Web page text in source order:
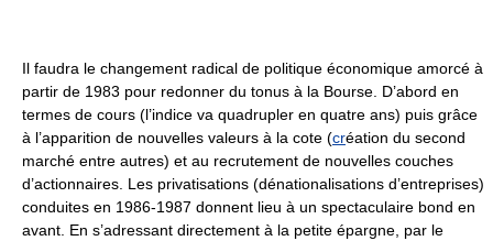
Il faudra le changement radical de politique économique amorcé à
partir de 1983 pour redonner du tonus à la Bourse. D’abord en
termes de cours (l’indice va quadrupler en quatre ans) puis grâce
à l’apparition de nouvelles valeurs à la cote (création du second
marché entre autres) et au recrutement de nouvelles couches
d’actionnaires. Les privatisations (dénationalisations d’entreprises)
conduites en 1986-1987 donnent lieu à un spectaculaire bond en
avant. En s’adressant directement à la petite épargne, par le